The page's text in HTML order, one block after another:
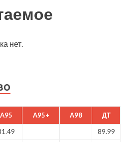
нет.
A95 A95+ A98 ДТ
89.99